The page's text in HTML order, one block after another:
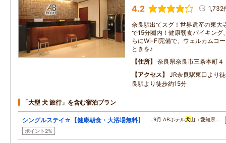
4.2 1,732
奈良駅出てスグ！世界遺産の東大
で15分圏内！健康朝食バイキング
らにWi-Fi完備で、ウェルカムコ
ときを♪
住所
奈良県奈良市三条本町４
アクセス
JR奈良駅東口より
良駅より徒歩約15分
「大型 犬 旅行」を含む宿泊プラン
シングルステイ☆【健康朝食・大浴場無料】
ポイント2%
…9月 ABホテル犬山（愛知県…